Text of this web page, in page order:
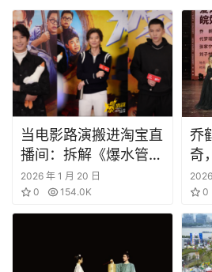
当电影路演搬进淘宝直
播间：拆解《爆水管》
如何打通宣发“最后一
公里”
2026 年 1 月 20 日
0
154.0K
乔
奇
年
0